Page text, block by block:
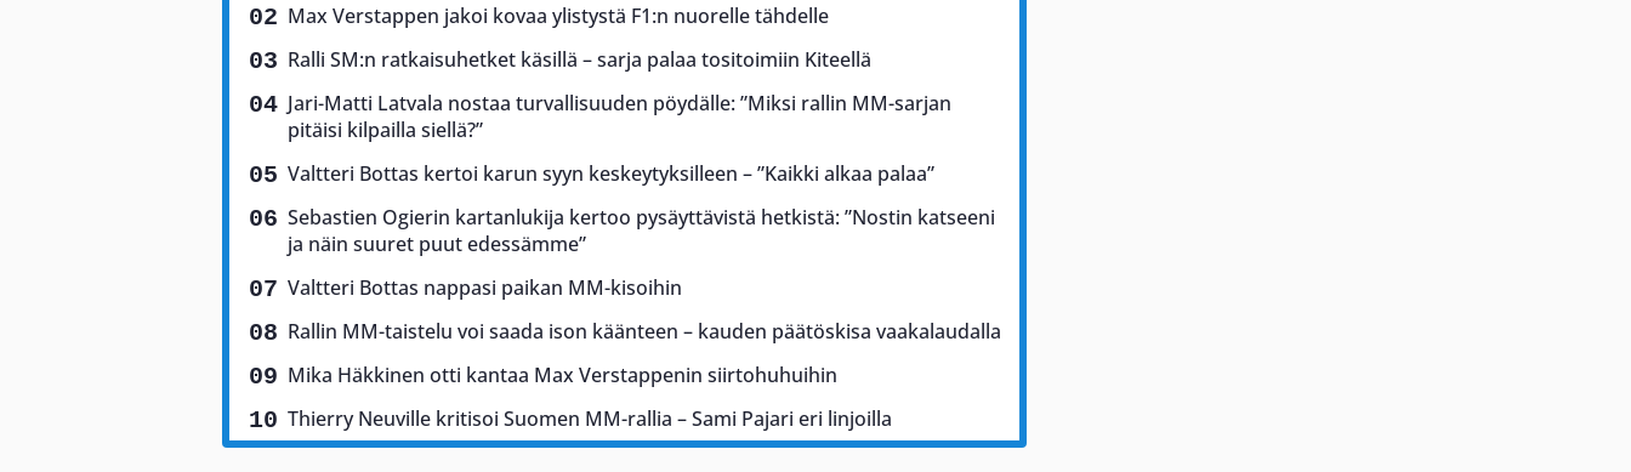
Max Verstappen jakoi kovaa ylistystä F1:n nuorelle tähdelle
Ralli SM:n ratkaisuhetket käsillä – sarja palaa tositoimiin Kiteellä
Jari-Matti Latvala nostaa turvallisuuden pöydälle: ”Miksi rallin MM-sarjan
pitäisi kilpailla siellä?”
Valtteri Bottas kertoi karun syyn keskeytyksilleen – ”Kaikki alkaa palaa”
Sebastien Ogierin kartanlukija kertoo pysäyttävistä hetkistä: ”Nostin katseeni
ja näin suuret puut edessämme”
Valtteri Bottas nappasi paikan MM-kisoihin
Rallin MM-taistelu voi saada ison käänteen – kauden päätöskisa vaakalaudalla
Mika Häkkinen otti kantaa Max Verstappenin siirtohuhuihin
Thierry Neuville kritisoi Suomen MM-rallia – Sami Pajari eri linjoilla